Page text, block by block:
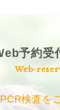
予約受
Web-
検査を